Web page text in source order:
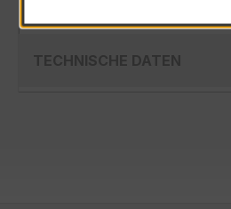
TECHNISCHE DATEN